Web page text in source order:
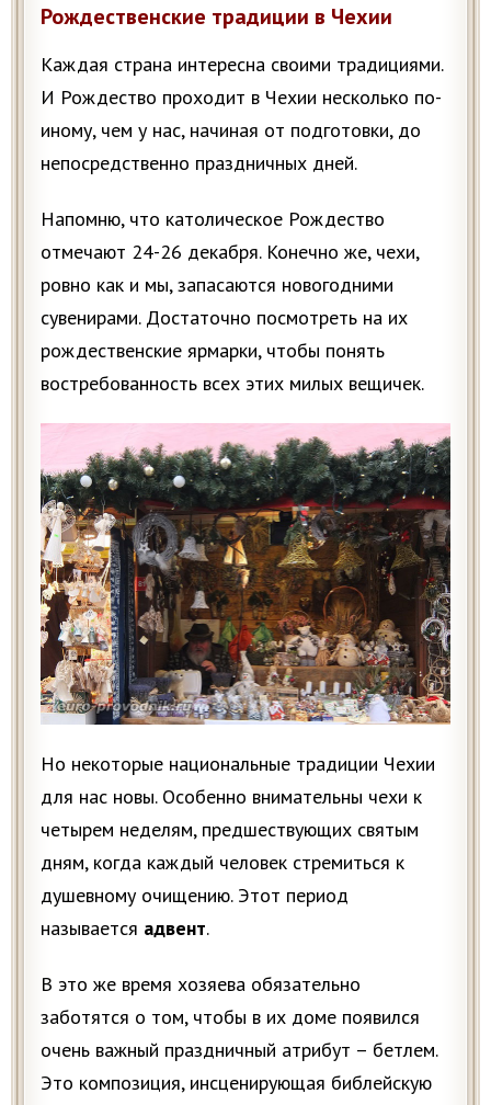
Рождественские традиции в Чехии
Каждая страна интересна своими традициями.
И Рождество проходит в Чехии несколько по-
иному, чем у нас, начиная от подготовки, до
непосредственно праздничных дней.
Напомню, что католическое Рождество
отмечают 24-26 декабря. Конечно же, чехи,
ровно как и мы, запасаются новогодними
сувенирами. Достаточно посмотреть на их
рождественские ярмарки, чтобы понять
востребованность всех этих милых вещичек.
Но некоторые национальные традиции Чехии
для нас новы. Особенно внимательны чехи к
четырем неделям, предшествующих святым
дням, когда каждый человек стремиться к
душевному очищению. Этот период
называется адвент.
В это же время хозяева обязательно
заботятся о том, чтобы в их доме появился
очень важный праздничный атрибут – бетлем.
Это композиция, инсценирующая библейскую